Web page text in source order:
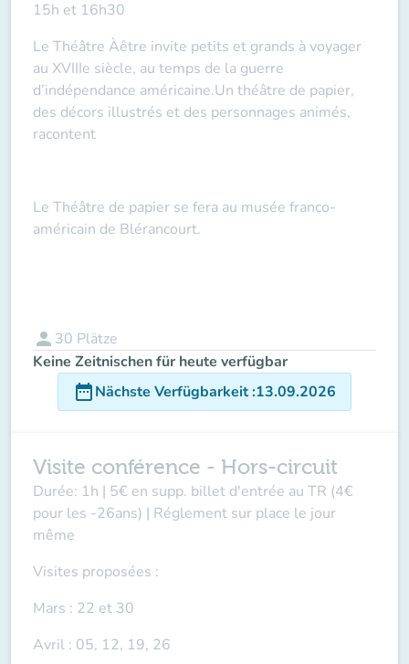
15h et 16h30
Le Théâtre Àêtre invite petits et grands à voyager
au XVIIIe siècle, au temps de la guerre
d’indépendance américaine.Un théâtre de papier,
des décors illustrés et des personnages animés,
racontent
Le Théâtre de papier se fera au musée franco-
américain de Blérancourt.
person 30 Plätze
Keine Zeitnischen für heute verfügbar
date_rangeNächste Verfügbarkeit:13.09.2026
Visite conférence - Hors-circuit
Durée: 1h | 5€ en supp. billet d'entrée au TR (4€
pour les -26ans) | Réglement sur place le jour
même
Visites proposées :
Mars : 22 et 30
Avril : 05, 12, 19, 26